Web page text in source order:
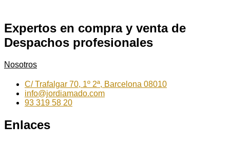
Expertos en compra y venta de
Despachos profesionales
Nosotros
C/ Trafalgar 70, 1º 2ª, Barcelona 08010
info@jordiamado.com
93 319 58 20
Enlaces